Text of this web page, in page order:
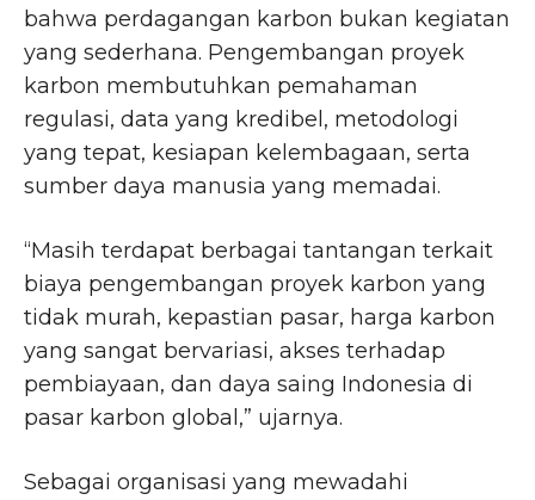
bahwa perdagangan karbon bukan kegiatan
yang sederhana. Pengembangan proyek
karbon membutuhkan pemahaman
regulasi, data yang kredibel, metodologi
yang tepat, kesiapan kelembagaan, serta
sumber daya manusia yang memadai.
“Masih terdapat berbagai tantangan terkait
biaya pengembangan proyek karbon yang
tidak murah, kepastian pasar, harga karbon
yang sangat bervariasi, akses terhadap
pembiayaan, dan daya saing Indonesia di
pasar karbon global,” ujarnya.
Sebagai organisasi yang mewadahi